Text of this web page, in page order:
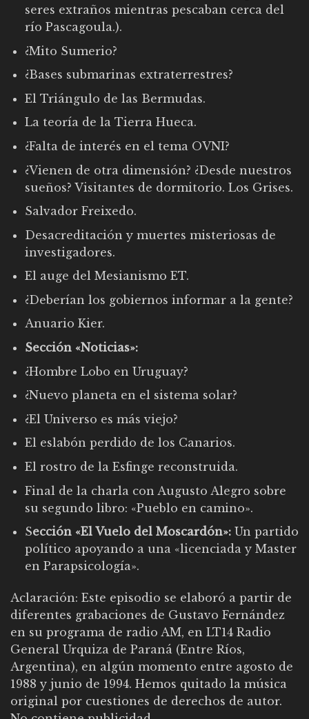
seres extraños mientras pescaban cerca del
río Pascagoula.).
¿Mito Sumerio?
¿Bases submarinas extraterrestres?
El Triángulo de las Bermudas.
La teoría de la Tierra Hueca.
¿Falta de interés en el tema OVNI?
¿Vienen de otra dimensión? ¿Desde nuestros
sueños? Visitantes de dormitorio. Los Grises.
Salvador Freixedo.
Desacreditación y muertes misteriosas de
investigadores.
El auge del Mesianismo ET.
¿Deberían los gobiernos informar a la gente?
Anuario Kier.
Sección «Noticias»:
¿Hombre Lobo en Uruguay?
¿Nuevo planeta en el sistema solar?
¿El Universo es más viejo?
El eslabón perdido de los Canarios.
El rostro de la Esfinge reconstruida.
Final de la charla con Augusto Alegro sobre
su segundo libro: «Pueblo en camino».
Sección «El Vuelo del Moscardón»:Un partido
político apoyando a una «licenciada y Master
en Parapsicología».
Aclaración: Este episodio se elaboró a partir de
diferentes grabaciones de Gustavo Fernández
en su programa de radio AM, en LT14 Radio
General Urquiza de Paraná (Entre Ríos,
Argentina), en algún momento entre agosto de
1988 y junio de 1994. Hemos quitado la música
original por cuestiones de derechos de autor.